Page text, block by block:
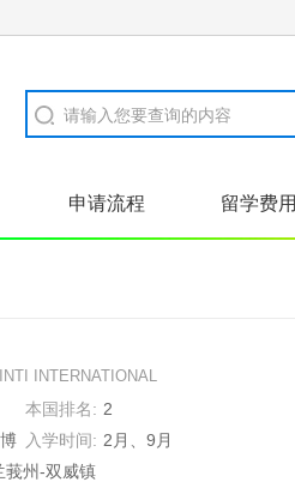
申请流程 留学费用
INTI INTERNATIONAL
本国排名: 2
入学时间: 2月、9月
莪州-双威镇